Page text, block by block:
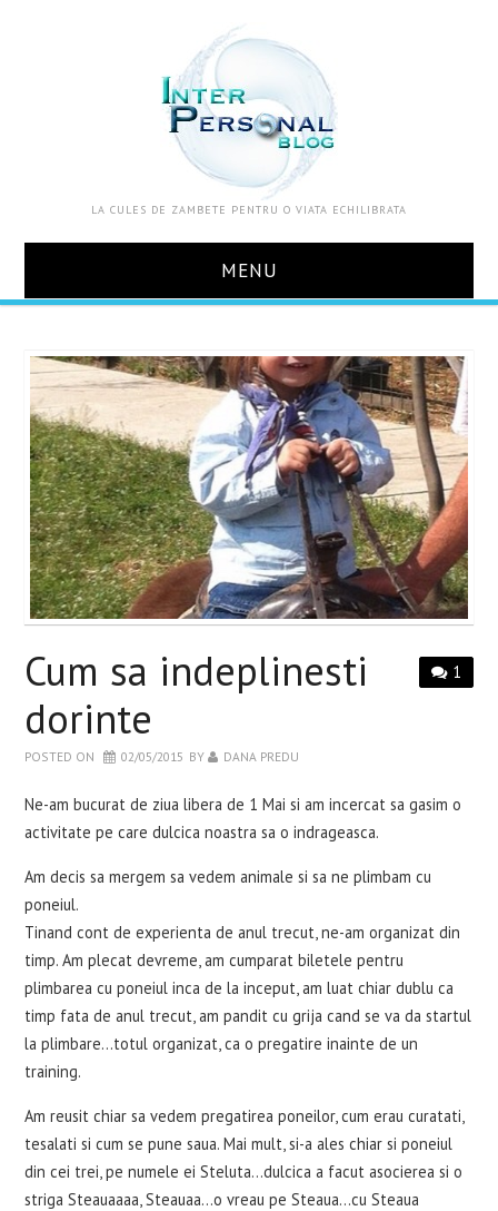
LA CULES DE ZAMBETE PENTRU O VIATA ECHILIBRATA
MENU
DESPRE MINE
ZOOM IN VIATA
WELLBEING
RETETE INCERCATE
CONTACT
1
Cum sa indeplinesti
dorinte
POSTED ON 02/05/2015 BY DANA PREDU
Ne-am bucurat de ziua libera de 1 Mai si am incercat sa gasim o
activitate pe care dulcica noastra sa o indrageasca.
Am decis sa mergem sa vedem animale si sa ne plimbam cu
poneiul.
Tinand cont de experienta de anul trecut, ne-am organizat din
timp. Am plecat devreme, am cumparat biletele pentru
plimbarea cu poneiul inca de la inceput, am luat chiar dublu ca
timp fata de anul trecut, am pandit cu grija cand se va da startul
la plimbare…totul organizat, ca o pregatire inainte de un
training.
Am reusit chiar sa vedem pregatirea poneilor, cum erau curatati,
tesalati si cum se pune saua. Mai mult, si-a ales chiar si poneiul
din cei trei, pe numele ei Steluta…dulcica a facut asocierea si o
striga Steauaaaa, Steauaa…o vreau pe Steaua…cu Steaua